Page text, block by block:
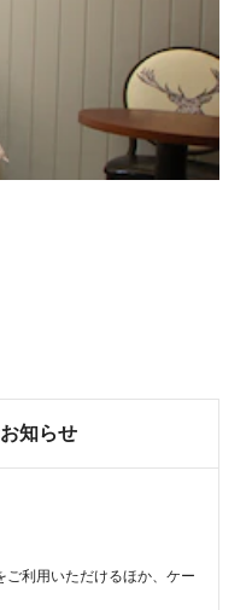
知らせ
利用いただけるほか、ケー